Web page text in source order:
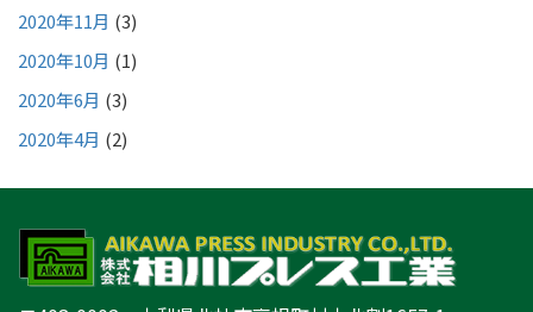
2020年11月 (3)
2020年10月 (1)
2020年6月 (3)
2020年4月 (2)